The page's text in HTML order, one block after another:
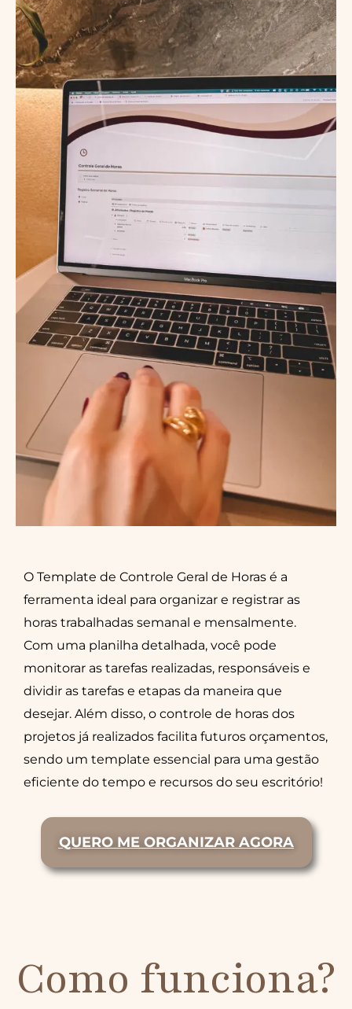
O Template de Controle Geral de Horas é a
ferramenta ideal para organizar e registrar as
horas trabalhadas semanal e mensalmente.
Com uma planilha detalhada, você pode
monitorar as tarefas realizadas, responsáveis e
dividir as tarefas e etapas da maneira que
desejar. Além disso, o controle de horas dos
projetos já realizados facilita futuros orçamentos,
sendo um template essencial para uma gestão
eficiente do tempo e recursos do seu escritório!
QUERO ME ORGANIZAR AGORA
Como funciona?